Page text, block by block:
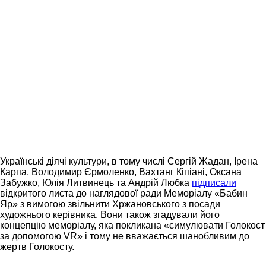
Українські діячі культури, в тому числі Сергій Жадан, Ірена
Карпа, Володимир Єрмоленко, Вахтанг Кіпіані, Оксана
Забужко, Юлія Литвинець та Андрій Любка підписали
відкритого листа до наглядової ради Меморіалу «Бабин
Яр» з вимогою звільнити Хржановського з посади
художнього керівника. Вони також згадували його
концепцію меморіалу, яка покликана «симулювати Голокост
за допомогою VR» і тому не вважається шанобливим до
жертв Голокосту.